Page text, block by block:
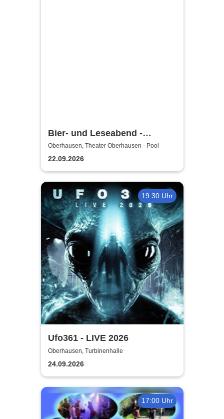
Bier- und Leseabend -
Theater Oberhausen
Oberhausen, Theater Oberhausen - Pool
22.09.2026
19:30 Uhr
Ufo361 - LIVE 2026
Oberhausen, Turbinenhalle
24.09.2026
17:00 Uhr